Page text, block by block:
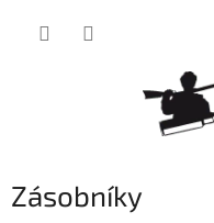
Zásobníky